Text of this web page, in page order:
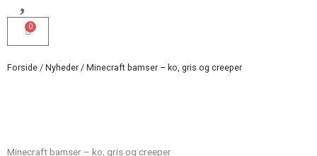
0
Kurv
Forside / Nyheder / Minecraft bamser – ko, gris og creeper
Minecraft bamser – ko, gris og creeper